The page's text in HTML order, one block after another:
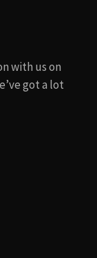
with us on
got a lot